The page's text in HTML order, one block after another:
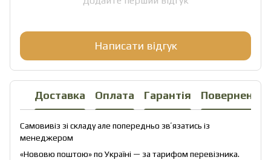
Написати відгук
Доставка Оплата Гарантія Повернення
Самовивіз зі складу але попередньо звʼязатись із
менеджером
«Нововю поштою» по Україні — за тарифом перевізника.